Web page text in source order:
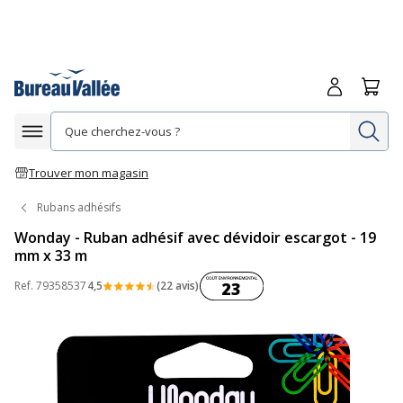
Afficher la navigation
Trouver mon magasin
Me
Rubans adhésifs
Wonday - Ruban adhésif avec dévidoir escargot - 19
mm x 33 m
Ref. 793585374,5 (22 avis)Coût environnemental :
23